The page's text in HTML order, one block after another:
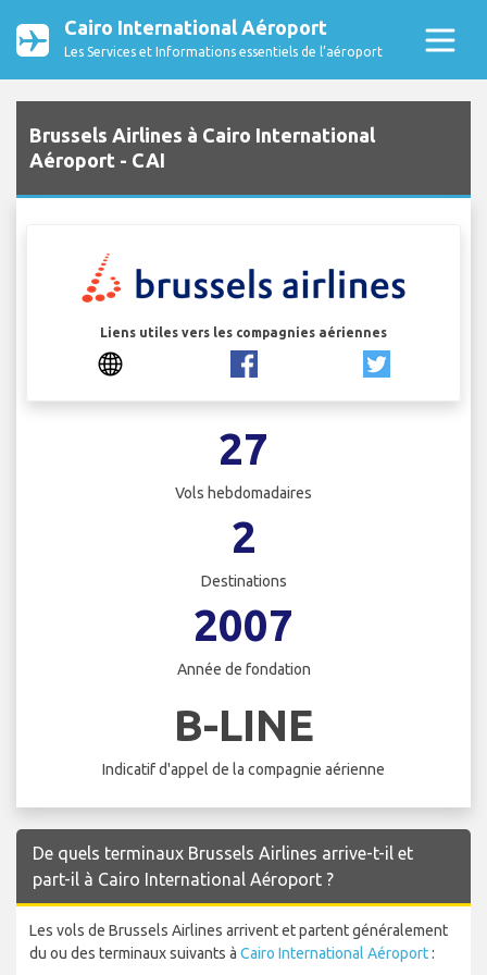
Cairo International Aéroport
Les Services et Informations essentiels de l’aéroport
Brussels Airlines à Cairo International
Aéroport - CAI
Liens utiles vers les compagnies aériennes
27
Vols hebdomadaires
2
Destinations
2007
Année de fondation
B-LINE
Indicatif d'appel de la compagnie aérienne
De quels terminaux Brussels Airlines arrive-t-il et
part-il à Cairo International Aéroport ?
Les vols de Brussels Airlines arrivent et partent généralement
du ou des terminaux suivants à Cairo International Aéroport: